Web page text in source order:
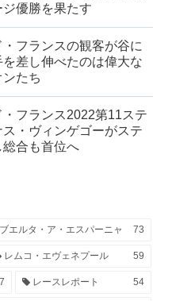
優勝を果たす
フランスの観客が谷に
差し伸べたのは偉大な
たち
・フランス2022第11ステ
・ヴィンゲゴーがステ
総合も首位へ
ブエルタ・ア・エスパーニャ 73
レムコ・エヴェネプール 59
レースレポート 54